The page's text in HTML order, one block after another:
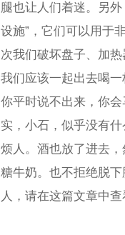
腿也让人们着迷。另
设施”，它们可以用于
次我们破坏盘子、加
我们应该一起出去喝
你平时说不出来，你
实，小石，似乎没有
烦人。酒也放了进去
糖牛奶。也不拒绝脱
人，请在这篇文章中查